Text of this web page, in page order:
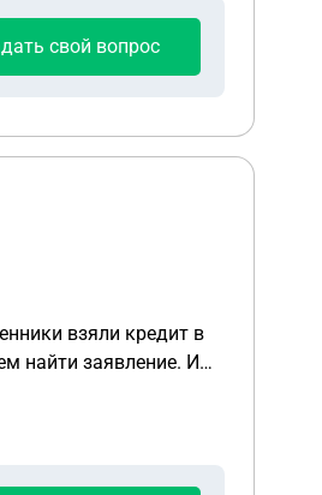
свой вопрос
взяли кредит в
заявление. И